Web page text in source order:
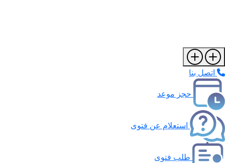
اتصل بنا
حجز موعد
استعلام عن فتوى
طلب فتوى